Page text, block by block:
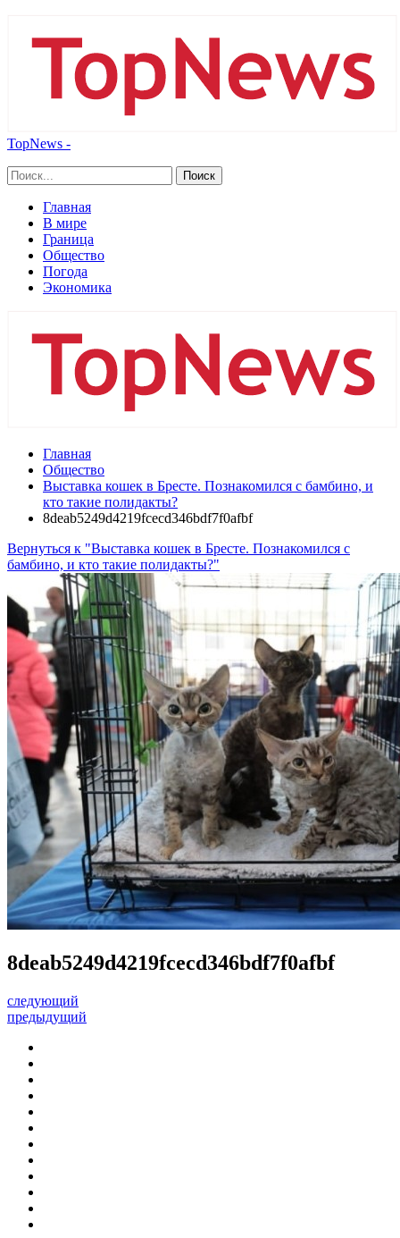
TopNews -
Главная
В мире
Граница
Общество
Погода
Экономика
Главная
Общество
Выставка кошек в Бресте. Познакомился с бамбино, и
кто такие полидакты?
8deab5249d4219fcecd346bdf7f0afbf
Вернуться к "Выставка кошек в Бресте. Познакомился с
бамбино, и кто такие полидакты?"
8deab5249d4219fcecd346bdf7f0afbf
следующий
предыдущий